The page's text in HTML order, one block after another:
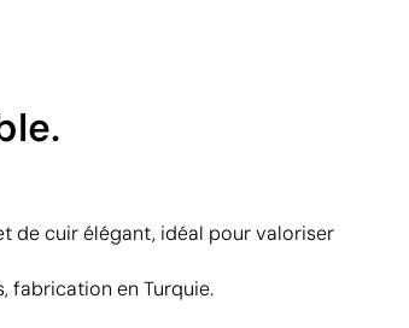
de cuir élégant, idéal pour valoriser
fabrication en Turquie.